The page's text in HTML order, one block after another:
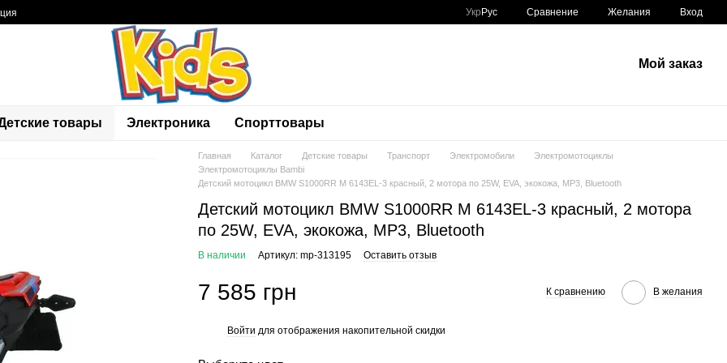
Укр Рус Сравнение Желания Вход
Мой заказ
товары Электроника Спорттовары
Главная Каталог Детские товары Транспорт Электромобили
Электромотоциклы
Электромотоциклы Bambi
Детский мотоцикл BMW S1000RR M 6143EL-3 красный, 2 мотора по 25W, EVA, экокожа, MP3, Bluetooth
Детский мотоцикл BMW S1000RR M 6143EL-3 красный, 2 мотора
по 25W, EVA, экокожа, MP3, Bluetooth
В наличии Артикул: mp-313195 Оставить отзыв
7 585 грн К сравнению В желания
Войти для отображения накопительной скидки